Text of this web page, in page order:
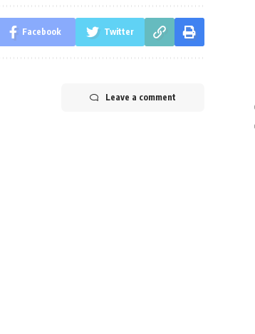
Facebook Twitter
Leave a comment